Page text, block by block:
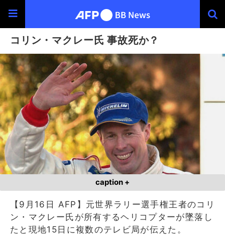
コリン・マクレー氏 事故死か？
caption +
【9月16日 AFP】元世界ラリー選手権王者のコリ
ン・マクレー氏が所有するヘリコプターが墜落し
たと現地15日に複数のテレビ局が伝えた。